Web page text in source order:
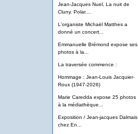
Jean-Jacques Nuel, La nuit de
Cluny. Polar....
L'organiste Michaël Matthes a
donné un concert...
Emmanuelle Brémond expose ses
photos à la...
La traversée commence :
Hommage : Jean-Louis Jacquier-
Roux (1947-2026)
Marie Caredda expose 25 photos
à la médiathèque...
Exposition / Jean-jacques Dalmais
chez En...